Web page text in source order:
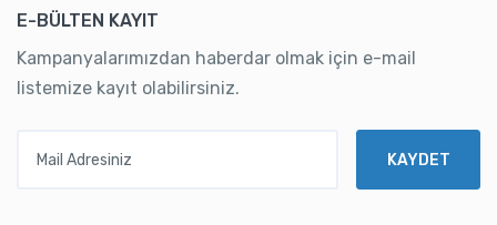
E-BÜLTEN KAYIT
Kampanyalarımızdan haberdar olmak için e-mail
listemize kayıt olabilirsiniz.
KAYDET